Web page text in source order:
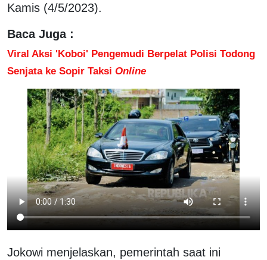
Kamis (4/5/2023).
Baca Juga :
Viral Aksi 'Koboi' Pengemudi Berpelat Polisi Todong
Senjata ke Sopir Taksi Online
Jokowi menjelaskan, pemerintah saat ini